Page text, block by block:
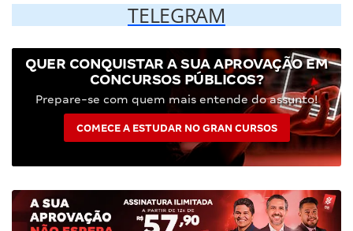
TELEGRAM
QUER CONQUISTAR A SUA APROVAÇÃO EM
CONCURSOS PÚBLICOS?
Prepare-se com quem mais entende do assunto!
COMECE A ESTUDAR NO GRAN CURSOS